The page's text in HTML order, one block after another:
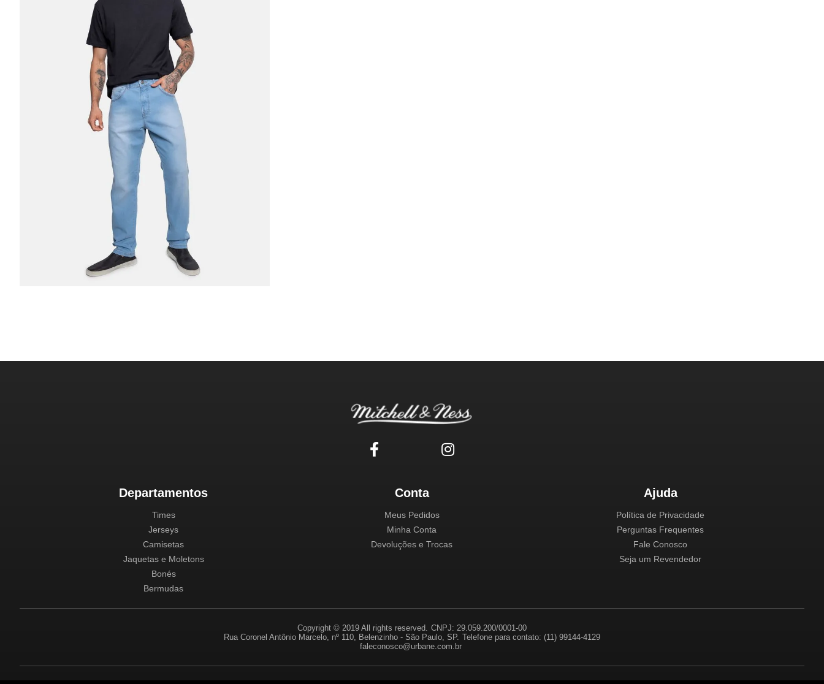
Departamentos
Times
Jerseys
Camisetas
Jaquetas e Moletons
Bonés
Bermudas
Conta
Meus Pedidos
Minha Conta
Devoluções e Trocas
Ajuda
Política de Privacidade
Perguntas Frequentes
Fale Conosco
Seja um Revendedor
Copyright © 2019 All rights reserved. CNPJ: 29.059.200/0001-00
Rua Coronel Antônio Marcelo, nº 110, Belenzinho - São Paulo, SP. Telefone para contato: (11) 99144-4129
faleconosco@urbane.com.br